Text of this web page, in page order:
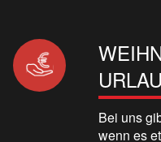
Bei uns
wenn es